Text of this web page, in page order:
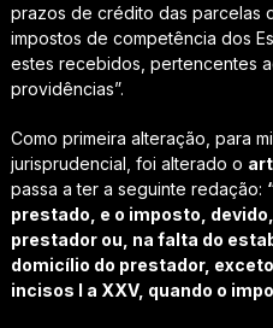
prazos de crédito das parcelas
impostos de competência dos
estes recebidos, pertencentes
providências”.
Como primeira alteração, para
jurisprudencial, foi alterado o
passa a ter a seguinte redação:
prestado, e o imposto,
prestador ou, na falta do
domicílio do prestador,
incisos I a XXV, quando o